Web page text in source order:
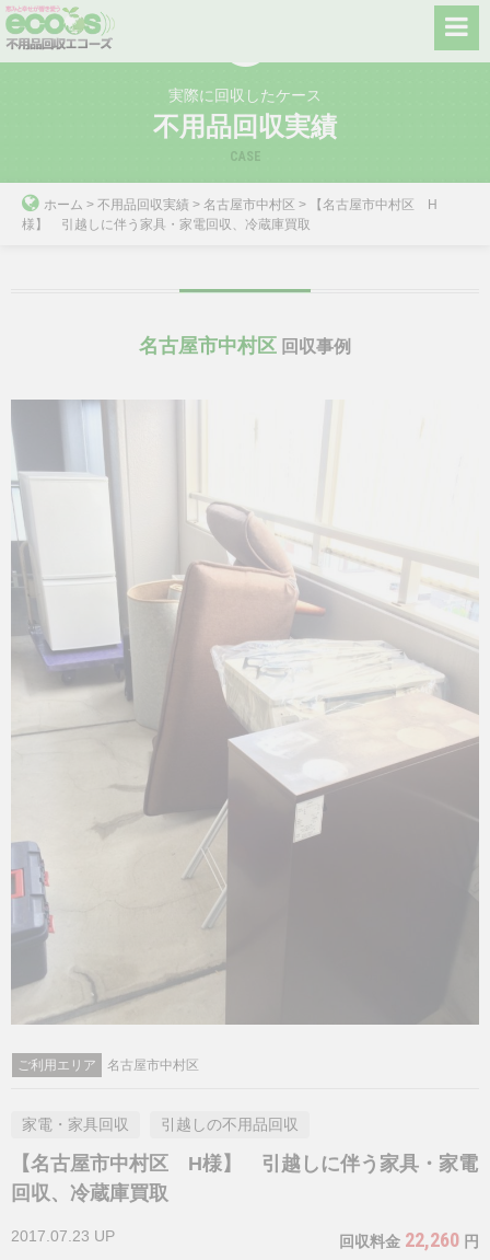
Skip
to
実際に回収したケース
不用品回収実績
CASE
ホーム > 不用品回収実績 > 名古屋市中村区 >
【名古屋市中村区 H
様】 引越しに伴う家具・家電回収、冷蔵庫買取
名古屋市中村区 回収事例
ご利用エリア 名古屋市中村区
家電・家具回収 引越しの不用品回収
【名古屋市中村区 H様】 引越しに伴う家具・家電
回収、冷蔵庫買取
2017.07.23 UP 回収料金 22,260 円